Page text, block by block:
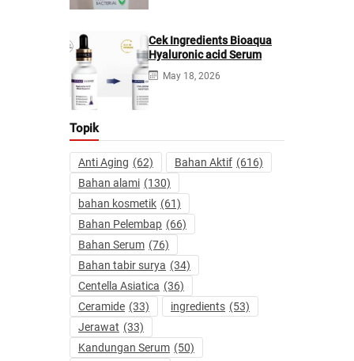
Cek Ingredients Bioaqua
Hyaluronic acid Serum
May 18, 2026
Topik
Anti Aging (62) Bahan Aktif (616)
Bahan alami (130)
bahan kosmetik (61)
Bahan Pelembap (66)
Bahan Serum (76)
Bahan tabir surya (34)
Centella Asiatica (36)
Ceramide (33) ingredients (53)
Jerawat (33)
Kandungan Serum (50)